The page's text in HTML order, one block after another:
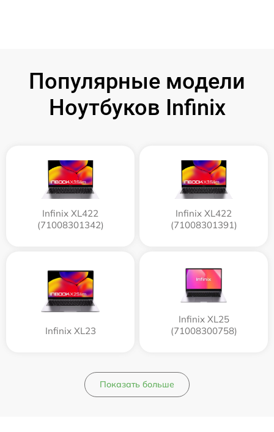
Популярные модели
Ноутбуков Infinix
Infinix XL422
(71008301342)
Infinix XL422
(71008301391)
Infinix XL23
Infinix XL25
(71008300758)
Показать больше